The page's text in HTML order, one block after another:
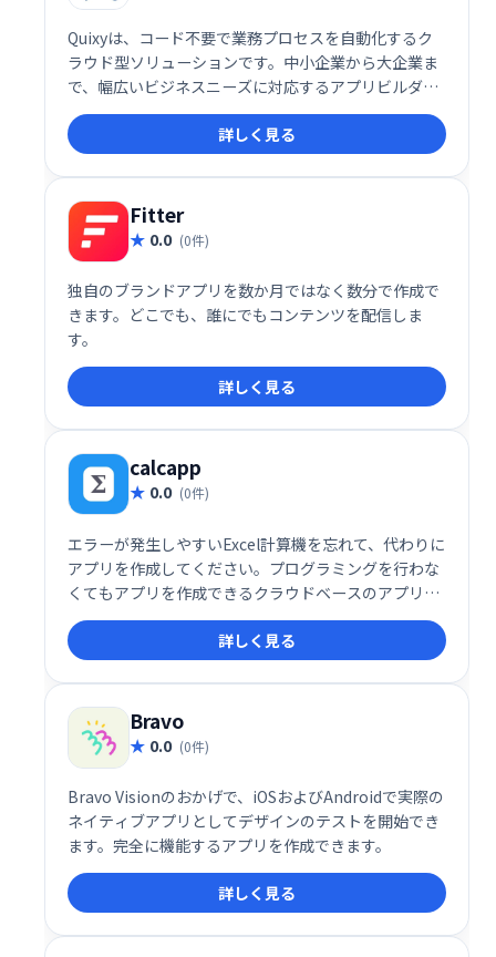
Quixyは、コード不要で業務プロセスを自動化するク
ラウド型ソリューションです。中小企業から大企業ま
で、幅広いビジネスニーズに対応するアプリビルダー
プラットフォームを提供します。会計・財務、人事、
法務など、様々な部門の業務効率化を支援する既製の
ワークフローやアプリケーションも用意。ビジネスプ
ロセスの合理化を実現し、生産性向上に貢献します。
詳しく見る
Fitter
0.0 (0件)
独自のブランドアプリを数か月ではなく数分で作成で
きます。どこでも、誰にでもコンテンツを配信しま
す。
詳しく見る
calcapp
0.0 (0件)
エラーが発生しやすいExcel計算機を忘れて、代わりに
アプリを作成してください。プログラミングを行わな
くてもアプリを作成できるクラウドベースのアプリデ
ザイナーを想像してみてください。
詳しく見る
Bravo
0.0 (0件)
Bravo Visionのおかげで、iOSおよびAndroidで実際の
ネイティブアプリとしてデザインのテストを開始でき
ます。完全に機能するアプリを作成できます。
詳しく見る